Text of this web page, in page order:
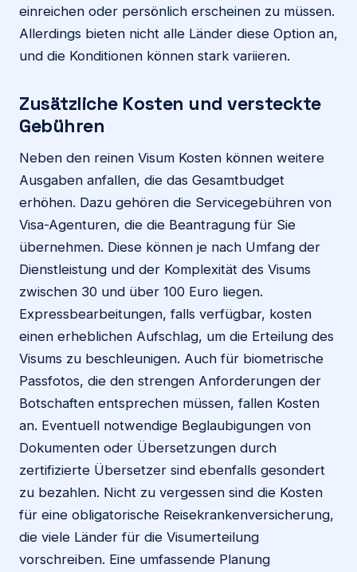
einreichen oder persönlich erscheinen zu müssen.
Allerdings bieten nicht alle Länder diese Option an,
und die Konditionen können stark variieren.
Zusätzliche Kosten und versteckte
Gebühren
Neben den reinen Visum Kosten können weitere
Ausgaben anfallen, die das Gesamtbudget
erhöhen. Dazu gehören die Servicegebühren von
Visa-Agenturen, die die Beantragung für Sie
übernehmen. Diese können je nach Umfang der
Dienstleistung und der Komplexität des Visums
zwischen 30 und über 100 Euro liegen.
Expressbearbeitungen, falls verfügbar, kosten
einen erheblichen Aufschlag, um die Erteilung des
Visums zu beschleunigen. Auch für biometrische
Passfotos, die den strengen Anforderungen der
Botschaften entsprechen müssen, fallen Kosten
an. Eventuell notwendige Beglaubigungen von
Dokumenten oder Übersetzungen durch
zertifizierte Übersetzer sind ebenfalls gesondert
zu bezahlen. Nicht zu vergessen sind die Kosten
für eine obligatorische Reisekrankenversicherung,
die viele Länder für die Visumerteilung
vorschreiben. Eine umfassende Planung